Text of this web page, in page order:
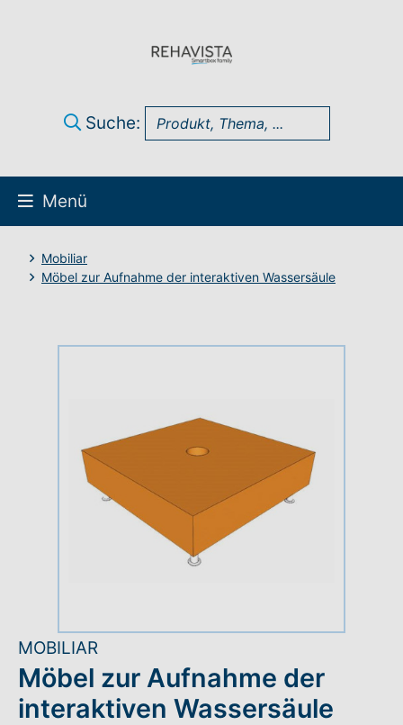
Suche:
Menü
Über uns
Produkte
Rundum-Service
Hilfe + Kontakt
Newsletter
Mobiliar
Möbel zur Aufnahme der interaktiven Wassersäule
MOBILIAR
Möbel zur Aufnahme der
interaktiven Wassersäule